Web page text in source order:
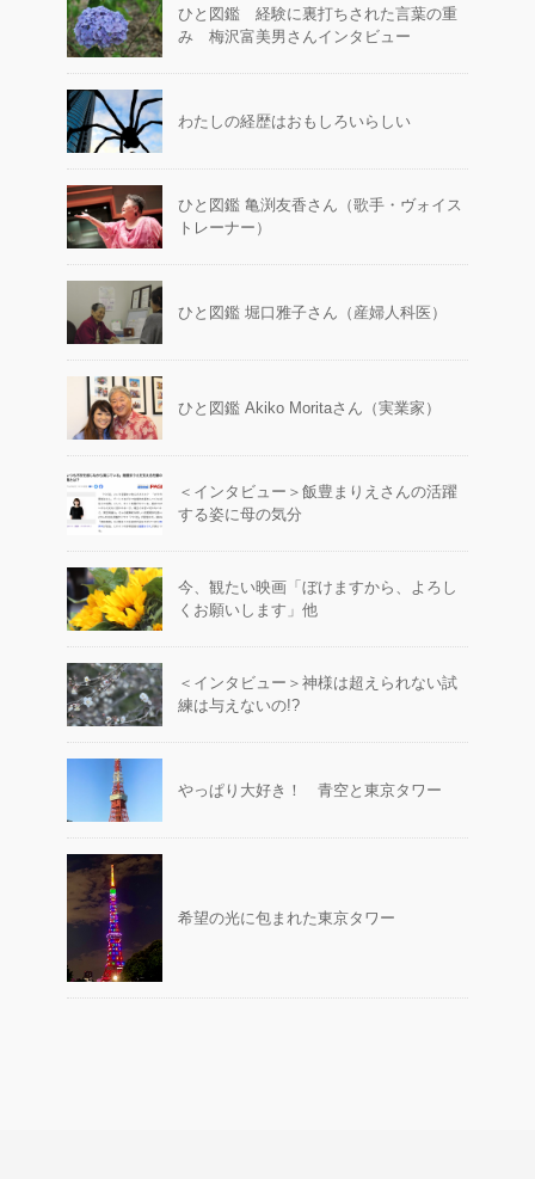
ひと図鑑 経験に裏打ちされた言葉の重
み 梅沢富美男さんインタビュー
わたしの経歴はおもしろいらしい
ひと図鑑 亀渕友香さん（歌手・ヴォイス
トレーナー）
ひと図鑑 堀口雅子さん（産婦人科医）
ひと図鑑 Akiko Moritaさん（実業家）
＜インタビュー＞飯豊まりえさんの活躍
する姿に母の気分
今、観たい映画「ぼけますから、よろし
くお願いします」他
＜インタビュー＞神様は超えられない試
練は与えないの!?
やっぱり大好き！ 青空と東京タワー
希望の光に包まれた東京タワー